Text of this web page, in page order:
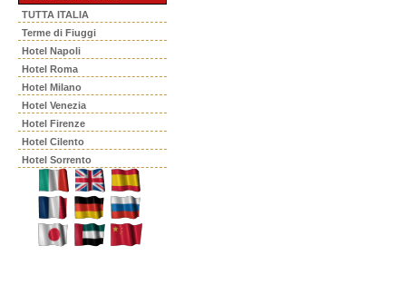
TUTTA ITALIA
Terme di Fiuggi
Hotel Napoli
Hotel Roma
Hotel Milano
Hotel Venezia
Hotel Firenze
Hotel Cilento
Hotel Sorrento